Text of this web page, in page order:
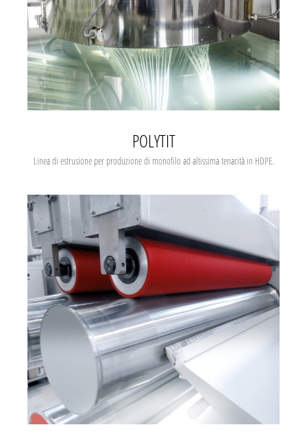
POLYTIT
Linea di estrusione per produzione di monofilo ad altissima tenacità in HDPE.